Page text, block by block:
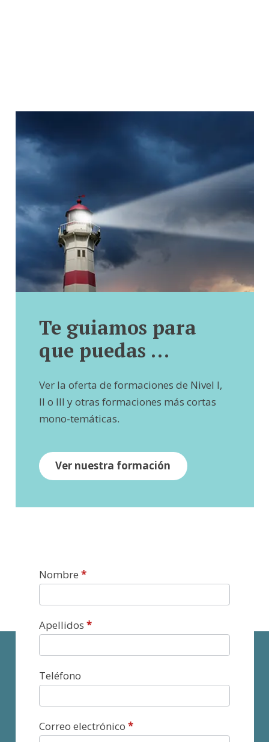
Te guiamos para
que puedas …
Ver la oferta de formaciones de Nivel I,
II o III y otras formaciones más cortas
mono-temáticas.
Ver nuestra formación
Contacto
Nombre*
Apellidos*
Teléfono
Correo electrónico*